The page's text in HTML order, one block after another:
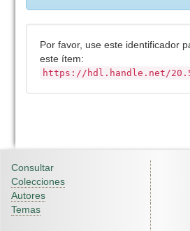
Por favor, use este identificador
este ítem:
https://hdl.handle.net/
Consultar
Colecciones
Autores
Temas